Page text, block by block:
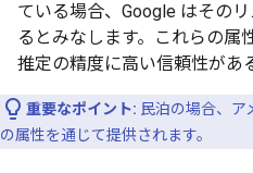
ている場合、Google はその
るとみなします。これらの属
推定の精度に高い信頼性があ
重要なポイント: 民泊の場合、ア
の属性を通じて提供されます。